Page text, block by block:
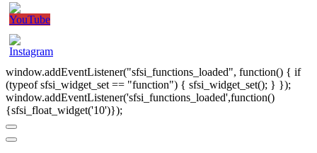
window.addEventListener("sfsi_functions_loaded", function() { if
(typeof sfsi_widget_set == "function") { sfsi_widget_set(); } });
window.addEventListener('sfsi_functions_loaded',function()
{sfsi_float_widget('10')});
Navigationsmenü
Navigationsmenü